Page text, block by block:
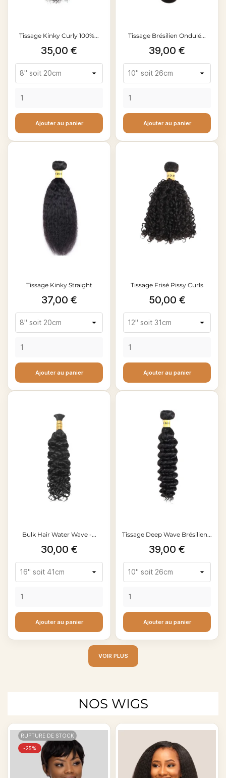
Tissage Kinky Curly 100%...
Prix
35,00 €
Ajouter au panier
Tissage Brésilien Ondulé...
Prix
39,00 €
Ajouter au panier
Tissage Kinky Straight
Prix
37,00 €
Ajouter au panier
Tissage Frisé Pissy Curls
Prix
50,00 €
Ajouter au panier
Bulk Hair Water Wave -...
Prix
30,00 €
Ajouter au panier
Tissage Deep Wave Brésilien...
Prix
39,00 €
Ajouter au panier
VOIR PLUS
NOS WIGS
RUPTURE DE STOCK
-25%